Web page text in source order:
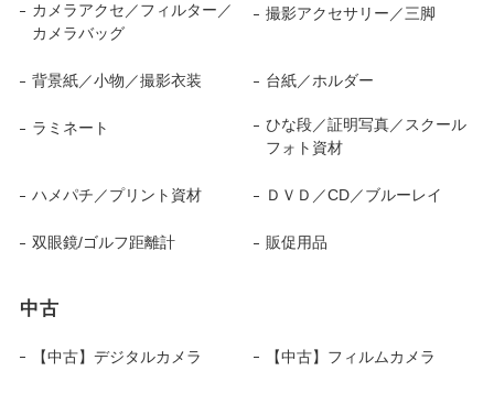
カメラアクセ／フィルター／
カメラバッグ
撮影アクセサリー／三脚
背景紙／小物／撮影衣装 台紙／ホルダー
ラミネート
ひな段／証明写真／スクール
フォト資材
ハメパチ／プリント資材 ＤＶＤ／CD／ブルーレイ
双眼鏡/ゴルフ距離計 販促用品
中古
【中古】デジタルカメラ 【中古】フィルムカメラ